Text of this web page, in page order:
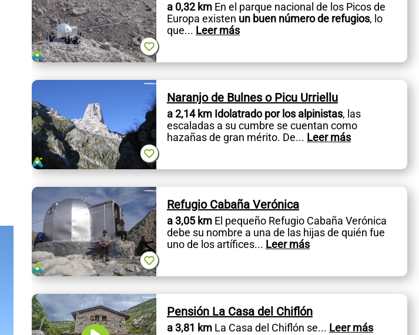
a 0,32 kmEn el parque nacional de los Picos de
Europa existen un buen número de refugios, lo
que... Leer más
Naranjo de Bulnes o Picu Urriellu
a 2,14 km Idolatrado por los alpinistas, las
escaladas a su cumbre se cuentan como
hazañas de gran mérito. De... Leer más
Refugio Cabaña Verónica
a 3,05 kmEl pequeño Refugio Cabaña Verónica
debe su nombre a una de las hijas de quién fue
uno de los artífices... Leer más
Pensión La Casa del Chiflón
a 3,81 kmLa Casa del Chiflón se... Leer más